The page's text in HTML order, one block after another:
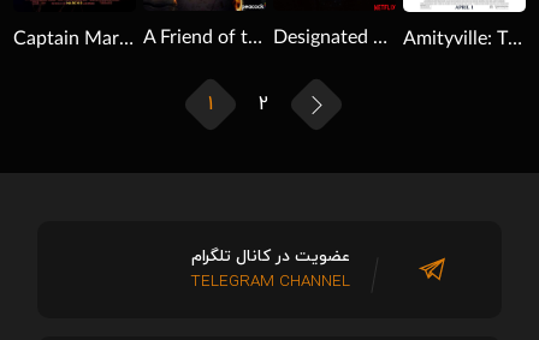
Amityville: The Awakening 2017
Designated Survivor 2016
A Friend of the Family 2022
Captain Marvel 2019
1 2
عضویت در کانال تلگرام
TELEGRAM CHANNEL